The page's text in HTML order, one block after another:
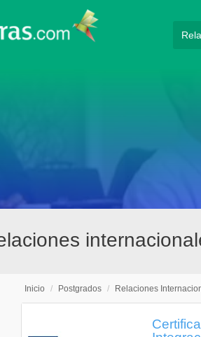
Inicio / Postgrados / Relaciones